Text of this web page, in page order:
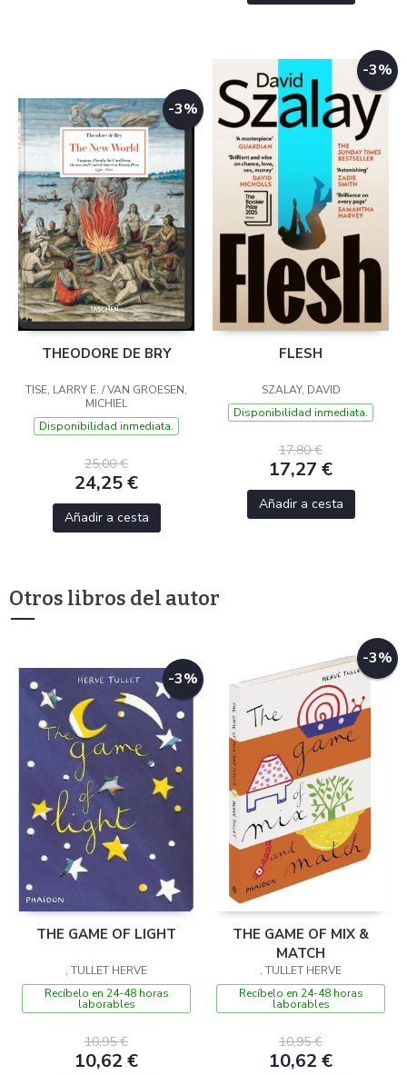
-3%
THEODORE DE BRY
TISE, LARRY E. / VAN GROESEN,
MICHIEL
Disponibilidad inmediata.
25,00 €
24,25 €
Añadir a cesta
-3%
FLESH
SZALAY, DAVID
Disponibilidad inmediata.
17,80 €
17,27 €
Añadir a cesta
Otros libros del autor
-3%
THE GAME OF LIGHT
, TULLET HERVE
Recíbelo en 24-48 horas
laborables
10,95 €
10,62 €
-3%
THE GAME OF MIX &
MATCH
, TULLET HERVE
Recíbelo en 24-48 horas
laborables
10,95 €
10,62 €